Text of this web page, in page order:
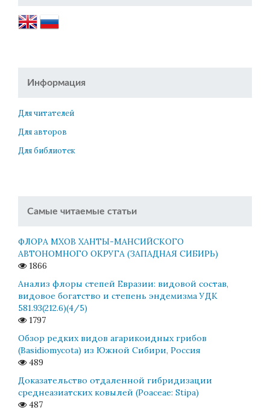
Информация
Для читателей
Для авторов
Для библиотек
Самые читаемые статьи
ФЛОРА МХОВ ХАНТЫ-МАНСИЙСКОГО
АВТОНОМНОГО ОКРУГА (ЗАПАДНАЯ СИБИРЬ)
1866
Анализ флоры степей Евразии: видовой состав,
видовое богатство и степень эндемизма УДК
581.93(212.6)(4/5)
1797
Обзор редких видов агарикоидных грибов
(Basidiomycota) из Южной Сибири, Россия
489
Доказательство отдаленной гибридизации
среднеазиатских ковылей (Poaceae: Stipa)
487